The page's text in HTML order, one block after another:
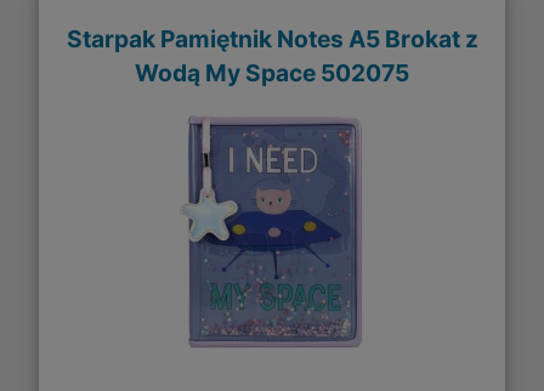
Starpak Pamiętnik Notes A5 Brokat z
Wodą My Space 502075